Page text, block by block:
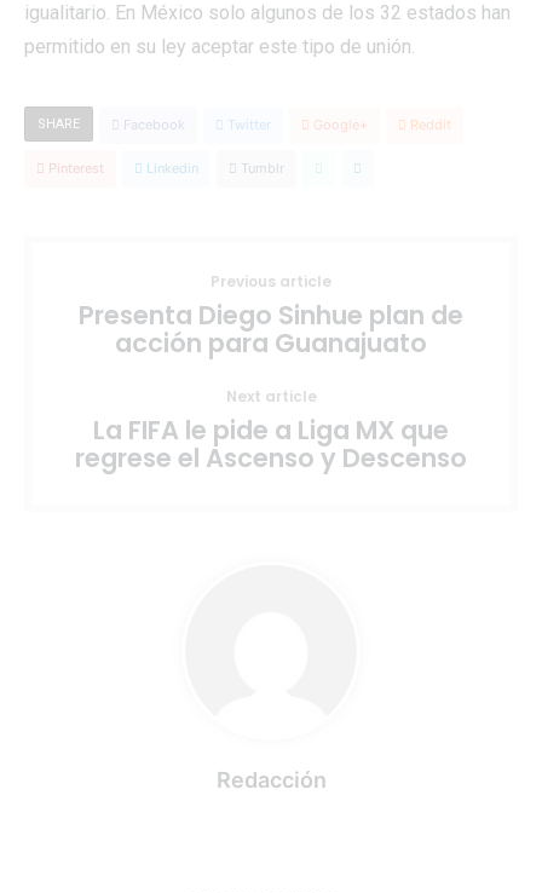
igualitario. En México solo algunos de los 32 estados han
permitido en su ley aceptar este tipo de unión.
SHARE Facebook Twitter Google+ Reddit
Pinterest Linkedin Tumblr
Previous article
Presenta Diego Sinhue plan de
acción para Guanajuato
Next article
La FIFA le pide a Liga MX que
regrese el Ascenso y Descenso
Redacción